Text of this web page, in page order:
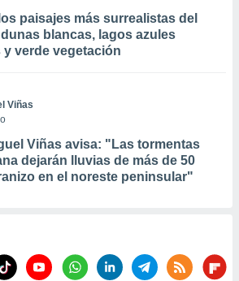
paisajes más surrealistas del
blancas, lagos azules
verde vegetación
Viñas
Viñas avisa: "Las tormentas
dejarán lluvias de más de 50
en el noreste peninsular"